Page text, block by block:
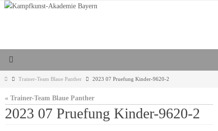
Zum
StartTrainer-Team Blaue Panther 2023 07 Pruefung Kinder-9620-2
« Trainer-Team Blaue Panther
2023 07 Pruefung Kinder-9620-2